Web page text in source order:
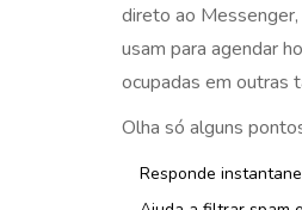
direto ao
usam para agendar
ocupadas em outras
Olha só alguns
Responde